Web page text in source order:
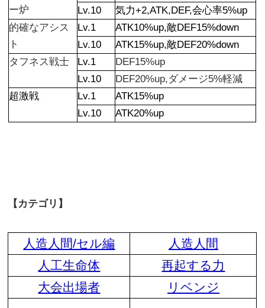
ー炉
Lv.10
気力+2,ATK,DEF,会心率5%up
的確なアシス
ト
Lv.1
ATK10%up,敵DEF15%down
Lv.10
ATK15%up,敵DEF20%down
タフネス戦士
Lv.1
DEF15%up
Lv.10
DEF20%up,ダメージ5%軽減
超激戦
Lv.1
ATK15%up
Lv.10
ATK20%up
【カテゴリ】
人造人間/セル編
人造人間
人工生命体
再起する力
大会出場者
リベンジ